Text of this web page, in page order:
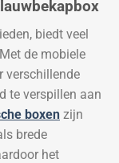
biedt veel
de mobiele
verschillende
te verspillen aan
boxen zijn
brede
het